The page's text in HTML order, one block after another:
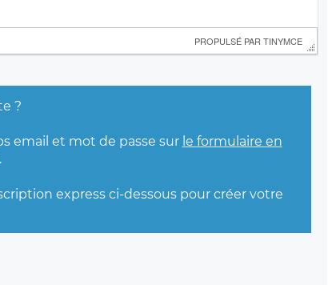
PROPULSÉ PAR TINYMCE
?
email et mot de passe sur le formulaire en
express ci-dessous pour créer votre